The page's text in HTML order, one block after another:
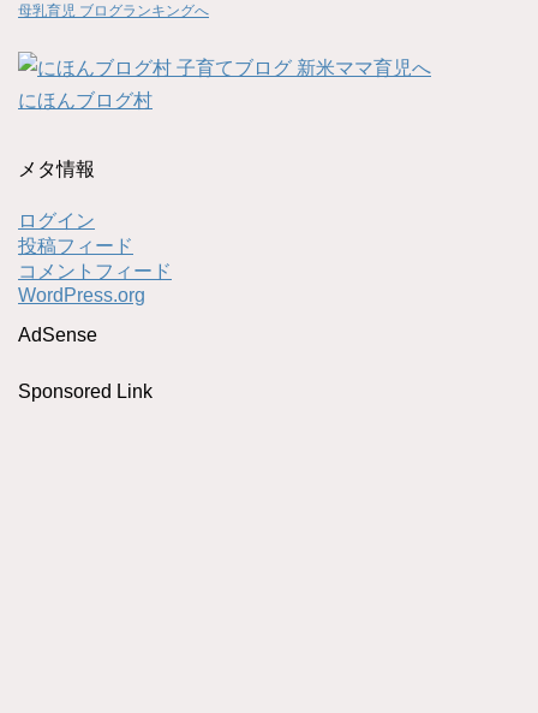
母乳育児 ブログランキングへ
にほんブログ村
メタ情報
ログイン
投稿フィード
コメントフィード
WordPress.org
AdSense
Sponsored Link